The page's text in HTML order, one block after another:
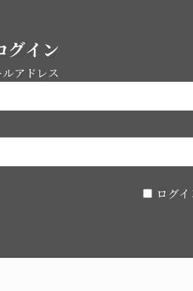
グイン
アドレス
ログ